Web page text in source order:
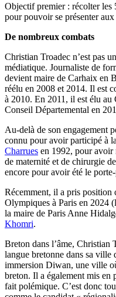
Objectif premier : récolter les
pour pouvoir se présenter
De nombreux combats
Christian Troadec n’est pas
médiatique. Journaliste de
devient maire de Carhaix en
réélu en 2008 et 2014. Il est
à 2010. En 2011, il est élu au
Conseil Départemental en
Au-delà de son engagement
connu pour avoir participé à
Charrues en 1992, pour avoir
de maternité et de chirurgie
encore pour avoir été le
Récemment, il a pris position
Olympiques à Paris en 2024
la maire de Paris Anne
Khomri.
Breton dans l’âme, Christian
langue bretonne dans sa ville
immersion Diwan, une ville
breton. Il a également mis en
fait polémique. C’est donc